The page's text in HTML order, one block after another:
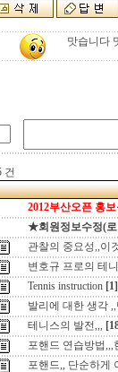
맛습니다
건
2012부산오픈 홍
★회원정보수정(
관찰의 중요성,,이
변호규 프로의 테
Tennis instruction [1]
발리에 대한 생각 ,,
테니스의 발전,,,
포핸드 연습방법,,,
포핸드,, 단순하게